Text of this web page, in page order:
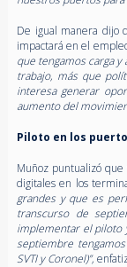
De igual manera dijo
impactará en el
que tengamos carga
trabajo, más que
interesa generar
aumento del
Piloto en los
Muñoz puntualizó
digitales en los
grandes y que es
transcurso de
implementar el piloto
septiembre
SVTI y Coronel)”,